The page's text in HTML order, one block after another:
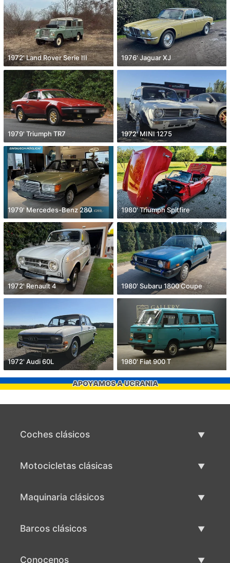
1972' Land Rover Serie III 1976' Jaguar XJ
1979' Triumph TR7 1972' MINI 1275
1979' Mercedes-Benz 280 1980' Triumph Spitfire
1972' Renault 4 1980' Subaru 1800 Coupe
1972' Audi 60L 1980' Fiat 900 T
APOYAMOS A UCRANIA
Coches clásicos
Motocicletas clásicas
Maquinaria clásicos
Barcos clásicos
Conocenos